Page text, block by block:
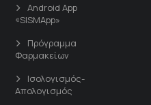
Android App
«SISMApp»
Πρόγραμμα
Φαρμακείων
Ισολογισμός-
Απολογισμός